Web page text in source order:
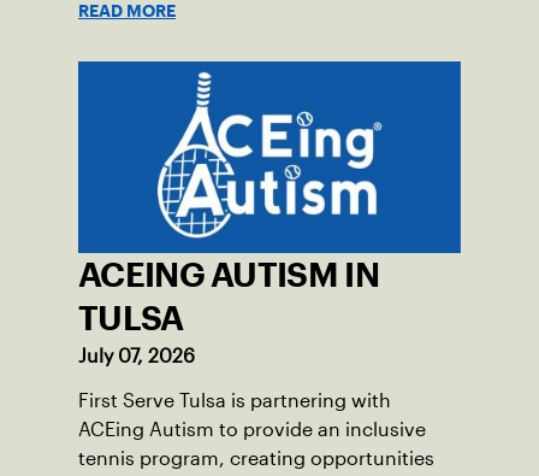
READ MORE
ACEING AUTISM IN
TULSA
July 07, 2026
First Serve Tulsa is partnering with
ACEing Autism to provide an inclusive
tennis program, creating opportunities